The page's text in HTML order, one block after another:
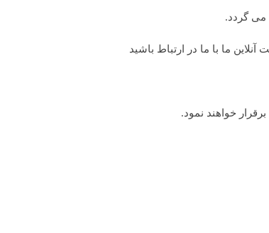
می گردد.
ما با ما در ارتباط باشید
خواهند نمود.